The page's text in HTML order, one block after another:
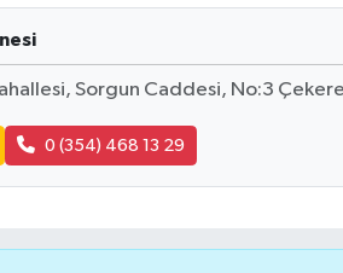
Sorgun Caddesi, No:3
0 (354) 468 13 29